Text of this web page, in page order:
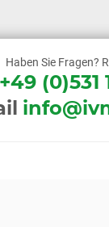
Haben Sie Fragen?
+49 (0)531